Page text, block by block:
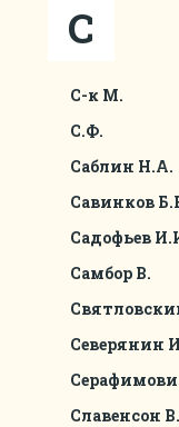
С
С-к М.
С.Ф.
Саблин Н.А.
Савинков
Садофьев
Самбор В.
Северянин
Славенсон